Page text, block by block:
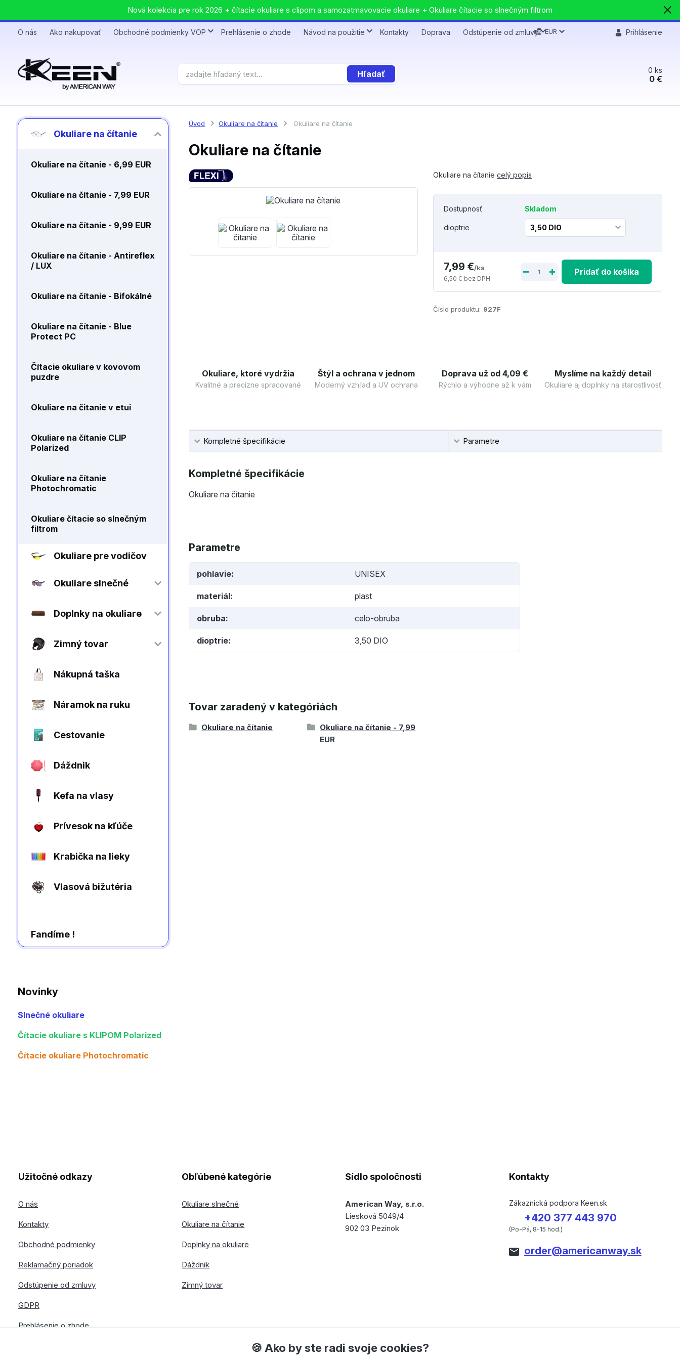
Nová kolekcia pre rok 2026 + čítacie okuliare s clipom a samozatmavovacie okuliare + Okuliare čítacie so slnečným filtrom
O nás Ako nakupovať Obchodné podmienky VOP Prehlásenie o zhode Návod na použitie Kontakty Doprava Odstúpenie od zmluvy EUR Prihlásenie
Hľadať 0 ks
0 €
Okuliare na čítanie
Okuliare na čítanie - 6,99 EUR
Okuliare na čítanie - 7,99 EUR
Okuliare na čítanie - 9,99 EUR
Okuliare na čítanie - Antireflex
/ LUX
Okuliare na čítanie - Bifokálné
Okuliare na čítanie - Blue
Protect PC
Čítacie okuliare v kovovom
puzdre
Okuliare na čitanie v etui
Okuliare na čítanie CLIP
Polarized
Okuliare na čítanie
Photochromatic
Okuliare čítacie so slnečným
filtrom
Okuliare pre vodičov
Okuliare slnečné
Doplnky na okuliare
Zimný tovar
Nákupná taška
Náramok na ruku
Cestovanie
Dáždnik
Kefa na vlasy
Prívesok na kľúče
Krabička na lieky
Vlasová bižutéria
Fandíme !
Novinky
Slnečné okuliare
Čítacie okuliare s KLIPOM Polarized
Čítacie okuliare Photochromatic
Úvod Okuliare na čítanie Okuliare na čítanie
Okuliare na čítanie
Okuliare na čítaniecelý popis
Dostupnosť Skladom
dioptrie
7,99 €/ks
6,50 € bez DPH
Pridať do košíka
Číslo produktu: 927F
Okuliare, ktoré vydržia
Kvalitné a precízne spracované
Štýl a ochrana v jednom
Moderný vzhľad a UV ochrana
Doprava už od 4,09 €
Rýchlo a výhodne až k vám
Myslíme na každý detail
Okuliare aj doplnky na starostlivosť
Kompletné špecifikácie Parametre
Kompletné špecifikácie
Okuliare na čítanie
Parametre
pohlavie UNISEX
materiál plast
obruba celo-obruba
dioptrie 3,50 DIO
Tovar zaradený v kategóriách
Okuliare na čítanie
Okuliare na čítanie - 7,99
EUR
Užitočné odkazy
O nás
Kontakty
Obchodné podmienky
Reklamačný poriadok
Odstúpenie od zmluvy
GDPR
Prehlásenie o zhode
Obľúbené kategórie
Okuliare slnečné
Okuliare na čítanie
Doplnky na okuliare
Dáždnik
Zimný tovar
Sídlo spoločnosti
American Way, s.r.o.
Liesková 5049/4
902 03 Pezinok
Kontakty
Zákaznická podpora Keen.sk
+420 377 443 970
(Po-Pá, 8-15 hod.)
order@americanway.sk
🍪 Ako by ste radi svoje cookies?